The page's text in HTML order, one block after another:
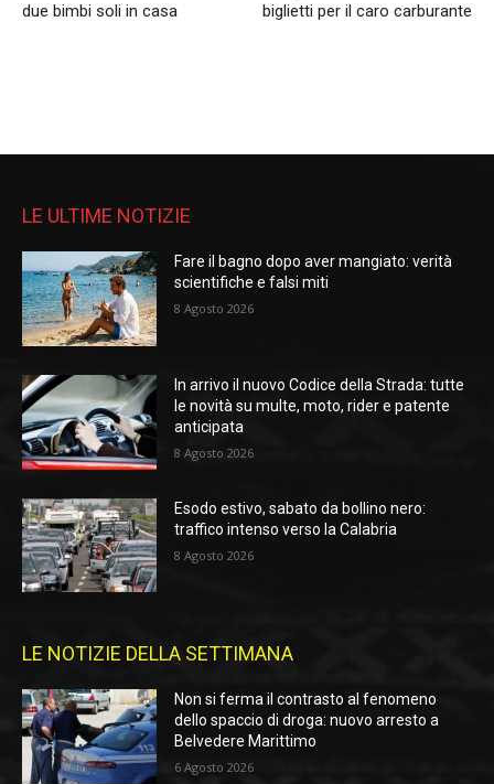
due bimbi soli in casa
biglietti per il caro carburante
LE ULTIME NOTIZIE
Fare il bagno dopo aver mangiato: verità
scientifiche e falsi miti
8 Agosto 2026
In arrivo il nuovo Codice della Strada: tutte
le novità su multe, moto, rider e patente
anticipata
8 Agosto 2026
Esodo estivo, sabato da bollino nero:
traffico intenso verso la Calabria
8 Agosto 2026
LE NOTIZIE DELLA SETTIMANA
Non si ferma il contrasto al fenomeno
dello spaccio di droga: nuovo arresto a
Belvedere Marittimo
6 Agosto 2026